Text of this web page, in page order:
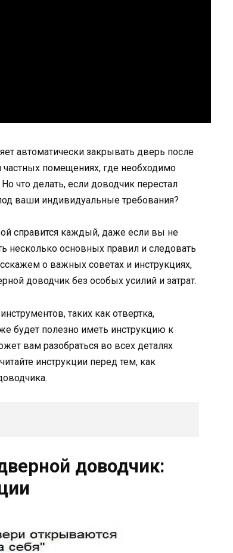
автоматически закрывать дверь после
помещениях, где необходимо
что делать, если доводчик перестал
ваши индивидуальные требования?
справится каждый, даже если вы не
несколько основных правил и следовать
о важных советах и инструкциях,
доводчик без особых усилий и затрат.
таких как отвертка,
будет полезно иметь инструкцию к
вам разобраться во всех деталях
инструкции перед тем, как
доводчик: